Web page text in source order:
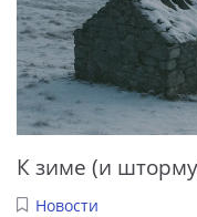
К зиме (и
Новости